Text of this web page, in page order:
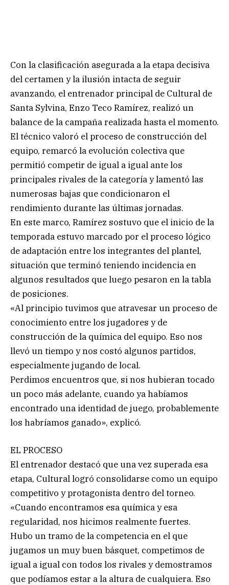
Con la clasificación asegurada a la etapa decisiva
del certamen y la ilusión intacta de seguir
avanzando, el entrenador principal de Cultural de
Santa Sylvina, Enzo Teco Ramírez, realizó un
balance de la campaña realizada hasta el momento.
El técnico valoró el proceso de construcción del
equipo, remarcó la evolución colectiva que
permitió competir de igual a igual ante los
principales rivales de la categoría y lamentó las
numerosas bajas que condicionaron el
rendimiento durante las últimas jornadas.
En este marco, Ramírez sostuvo que el inicio de la
temporada estuvo marcado por el proceso lógico
de adaptación entre los integrantes del plantel,
situación que terminó teniendo incidencia en
algunos resultados que luego pesaron en la tabla
de posiciones.
«Al principio tuvimos que atravesar un proceso de
conocimiento entre los jugadores y de
construcción de la química del equipo. Eso nos
llevó un tiempo y nos costó algunos partidos,
especialmente jugando de local.
Perdimos encuentros que, si nos hubieran tocado
un poco más adelante, cuando ya habíamos
encontrado una identidad de juego, probablemente
los habríamos ganado», explicó.
EL PROCESO
El entrenador destacó que una vez superada esa
etapa, Cultural logró consolidarse como un equipo
competitivo y protagonista dentro del torneo.
«Cuando encontramos esa química y esa
regularidad, nos hicimos realmente fuertes.
Hubo un tramo de la competencia en el que
jugamos un muy buen básquet, competimos de
igual a igual con todos los rivales y demostramos
que podíamos estar a la altura de cualquiera. Eso